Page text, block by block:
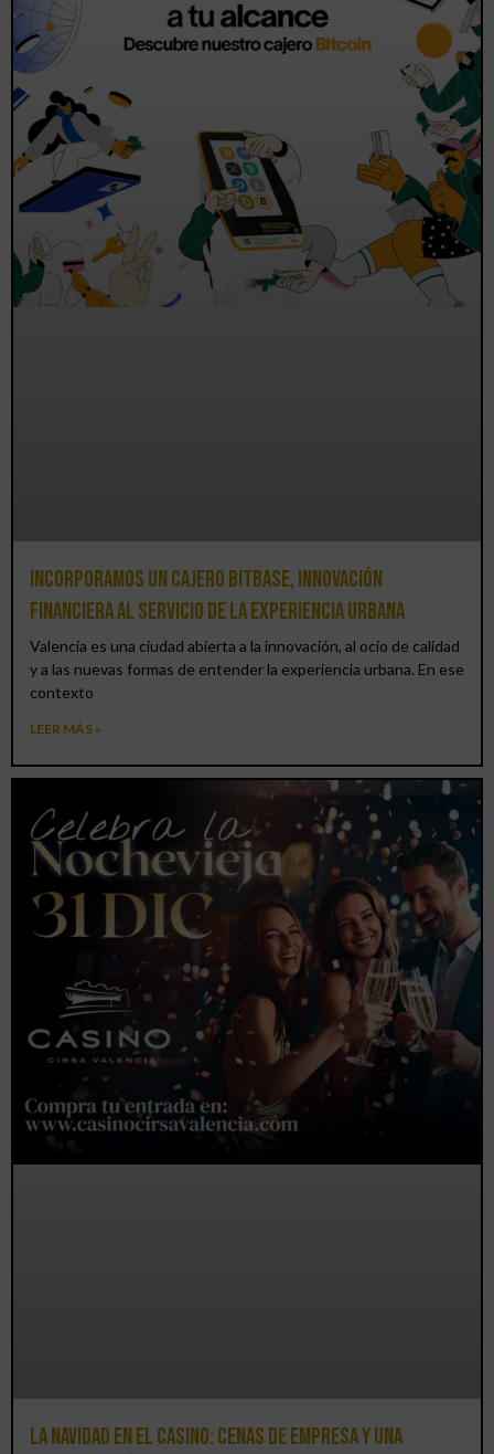
Incorporamos un cajero BitBase, innovación
financiera al servicio de la experiencia urbana
Valencia es una ciudad abierta a la innovación, al ocio de calidad
y a las nuevas formas de entender la experiencia urbana. En ese
contexto
LEER MÁS »
La Navidad en el Casino: cenas de empresa y una